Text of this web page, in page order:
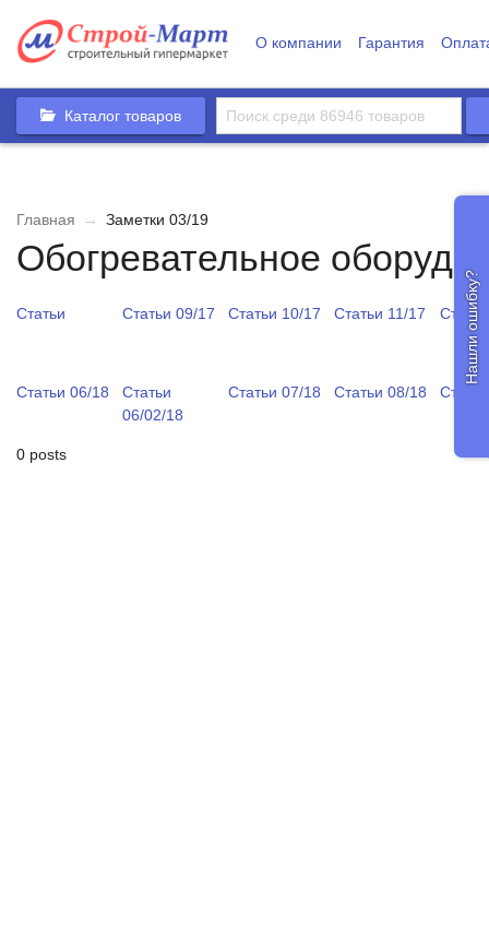
О компании Гарантия
Каталог товаров
Главная → Заметки 03/19
Обогревательное
Статьи Статьи 09/17 Статьи 10/17 Статьи 11/17
Статьи 06/18
Статьи
06/02/18
Статьи 07/18 Статьи 08/18
0 posts
Нашли ошибку?